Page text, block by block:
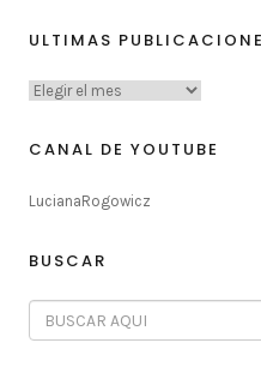
ULTIMAS
CANAL DE YOUTUBE
LucianaRogowicz
BUSCAR